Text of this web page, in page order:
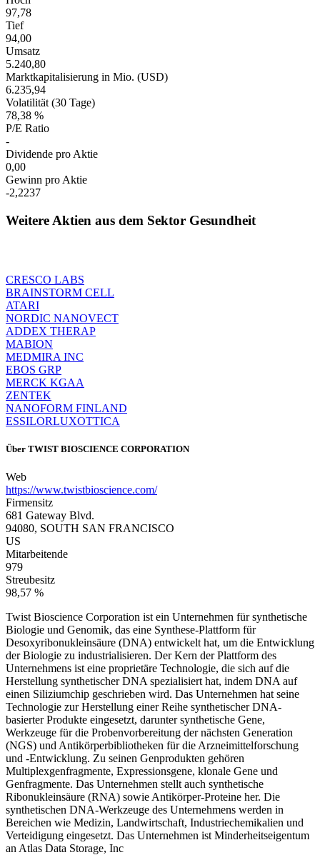
97,78
Tief
94,00
Umsatz
5.240,80
Marktkapitalisierung in Mio. (USD)
6.235,94
Volatilität (30 Tage)
78,38 %
P/E Ratio
-
Dividende pro Aktie
0,00
Gewinn pro Aktie
-2,2237
Weitere Aktien aus dem Sektor Gesundheit
CRESCO LABS
BRAINSTORM CELL
ATARI
NORDIC NANOVECT
ADDEX THERAP
MABION
MEDMIRA INC
EBOS GRP
MERCK KGAA
ZENTEK
NANOFORM FINLAND
ESSILORLUXOTTICA
Über TWIST BIOSCIENCE CORPORATION
Web
https://www.twistbioscience.com/
Firmensitz
681 Gateway Blvd.
94080, SOUTH SAN FRANCISCO
US
Mitarbeitende
979
Streubesitz
98,57 %
Twist Bioscience Corporation ist ein Unternehmen für synthetische
Biologie und Genomik, das eine Synthese-Plattform für
Desoxyribonukleinsäure (DNA) entwickelt hat, um die Entwicklung
der Biologie zu industrialisieren. Der Kern der Plattform des
Unternehmens ist eine proprietäre Technologie, die sich auf die
Herstellung synthetischer DNA spezialisiert hat, indem DNA auf
einen Siliziumchip geschrieben wird. Das Unternehmen hat seine
Technologie zur Herstellung einer Reihe synthetischer DNA-
basierter Produkte eingesetzt, darunter synthetische Gene,
Werkzeuge für die Probenvorbereitung der nächsten Generation
(NGS) und Antikörperbibliotheken für die Arzneimittelforschung
und -Entwicklung. Zu seinen Genprodukten gehören
Multiplexgenfragmente, Expressionsgene, klonale Gene und
Genfragmente. Das Unternehmen stellt auch synthetische
Ribonukleinsäure (RNA) sowie Antikörper-Proteine her. Die
synthetischen DNA-Werkzeuge des Unternehmens werden in
Bereichen wie Medizin, Landwirtschaft, Industriechemikalien und
Verteidigung eingesetzt. Das Unternehmen ist Minderheitseigentum
an Atlas Data Storage, Inc